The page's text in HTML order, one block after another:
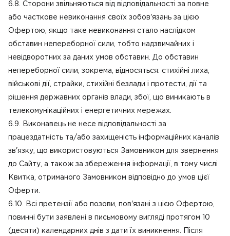
6.8. Сторони звільняються від відповідальності за повне
або часткове невиконання своїх зобов'язань за цією
Офертою, якщо таке невиконання стало наслідком
обставин непереборної сили, тобто надзвичайних і
невідворотних за даних умов обставин. До обставин
непереборної сили, зокрема, відносяться: стихійні лиха,
військові дії, страйки, стихійні безлади і протести, дії та
рішення державних органів влади, збої, що виникають в
телекомунікаційних і енергетичних мережах.
6.9. Виконавець не несе відповідальності за
працездатність та/або захищеність інформаційних каналів
зв'язку, що використовуються Замовником для звернення
до Сайту, а також за збереження інформації, в тому числі
Квитка, отриманого Замовником відповідно до умов цієї
Оферти.
6.10. Всі претензії або позови, пов'язані з цією Офертою,
повинні бути заявлені в письмовому вигляді протягом 10
(десяти) календарних днів з дати їх виникнення. Після